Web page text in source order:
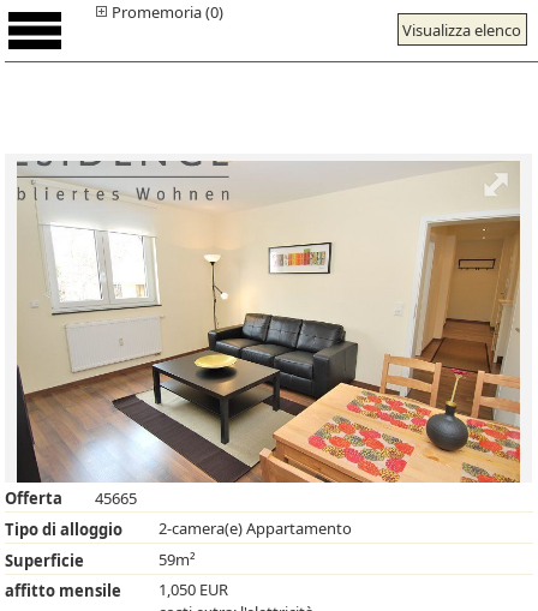
Visualizza elenco
Promemoria (0)
Offerta
45665
Tipo di alloggio
2-camera(e) Appartamento
Superficie
59m²
affitto mensile
1,050 EUR